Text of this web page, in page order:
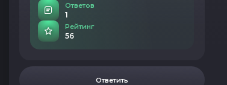
Ответов
1
Рейтинг
56
Ответить